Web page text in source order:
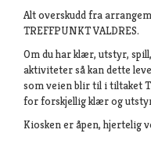
Alt overskudd fra
TREFFPUNKT VALDRES.
Om du har klær, utstyr,
aktiviteter så kan dette
som veien blir til i tiltaket
for forskjellig klær og
Kiosken er åpen, hjertelig